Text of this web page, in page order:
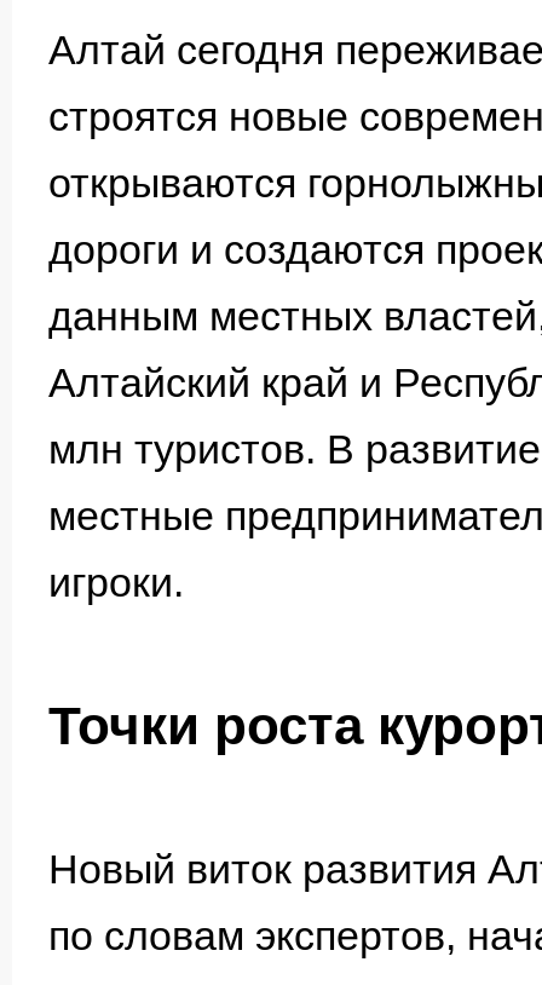
Алтай сегодня
строятся новые
открываются
дороги и создаются
данным местных
Алтайский край и
млн туристов. В
местные
игроки.
Точки роста
Новый виток развития
по словам экспертов,